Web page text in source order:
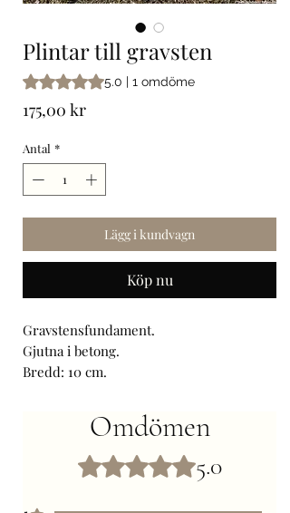
Plintar till gravsten
Betyget är 5.0 av fem stjärnor baserat på 1
5.0 | 1 omdöme
175,00 krPris
Antal *
Lägg i kundvagn
Köp nu
Gravstensfundament.
Gjutna i betong.
Bredd: 10 cm.
Längd: 30 cm.
Dubb 15 mm.
Priset är styckvis, ej par.
Skickas på pall, 105 stycken.
Omdömen
Betygsatt till 5 av 5 stjärnor.
5.0